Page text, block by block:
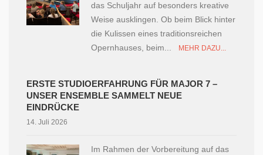
das Schuljahr auf besonders kreative
Weise ausklingen. Ob beim Blick hinter
die Kulissen eines traditionsreichen
Opernhauses, beim...
MEHR DAZU...
ERSTE STUDIOERFAHRUNG FÜR MAJOR 7 –
UNSER ENSEMBLE SAMMELT NEUE
EINDRÜCKE
14. Juli 2026
Im Rahmen der Vorbereitung auf das